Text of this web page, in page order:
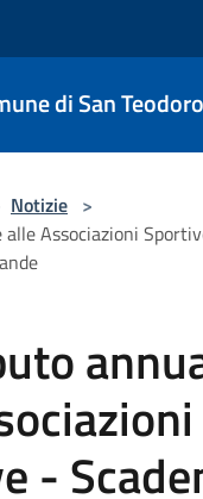
di San Teodoro
Notizie >
Associazioni
-